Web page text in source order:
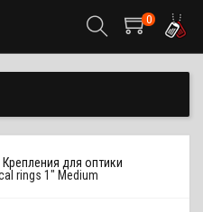
0
Крепления для оптики
rings 1" Medium